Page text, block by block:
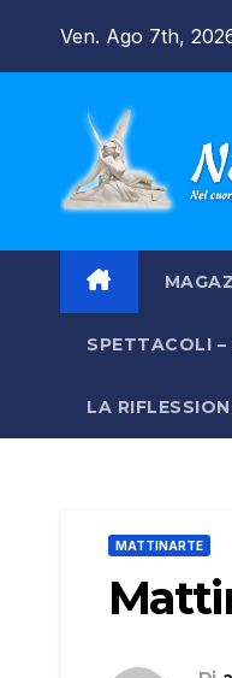
Ven. Ago 7th,
SPETTACOLI –
LA
MATTINARTE